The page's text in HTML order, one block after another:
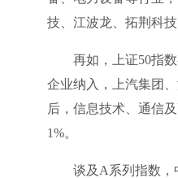
技、江波龙、拓荆科
再如，上证50指数
企业纳入，上汽集团
后，信息技术、通信
1%。
谈及A系列指数，中